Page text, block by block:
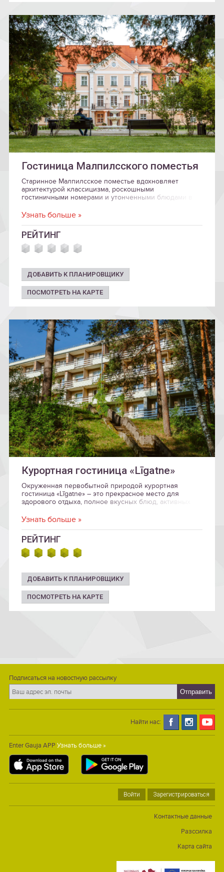
Гостиница Малпилсского поместья
Старинное Малпилсское поместье вдохновляет
архитектурой классицизма, роскошными
гостиничными номерами и утонченными блюдами в
Узнать больше »
РЕЙТИНГ
ДОБАВИТЬ К ПЛАНИРОВЩИКУ
ПОСМОТРЕТЬ НА КАРТЕ
Курортная гостиница «Līgatne»
Окруженная первобытной природой курортная
гостиница «Līgatne» – это прекрасное место для
здорового отдыха, полное вкусных блюд, активных
лесных тропах!
Узнать больше »
РЕЙТИНГ
ДОБАВИТЬ К ПЛАНИРОВЩИКУ
ПОСМОТРЕТЬ НА КАРТЕ
Подписаться на новостную рассылку
Найти нас:
Enter Gauja APP Узнать больше »
Войти Зарегистрироваться
Контактные данные
Разссилка
Карта сайта